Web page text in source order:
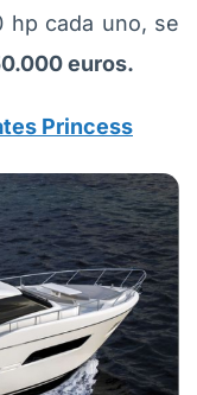
hp cada uno, se
euros.
Princess